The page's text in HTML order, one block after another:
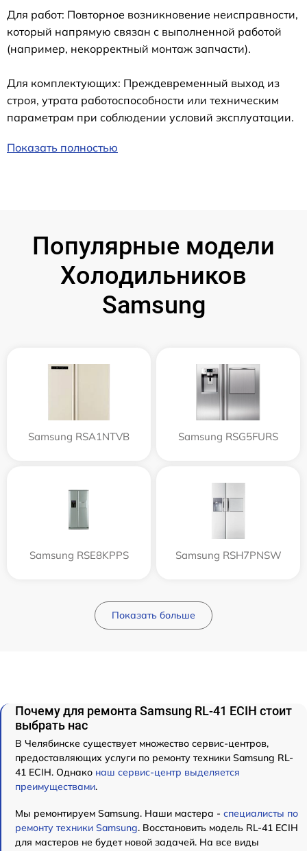
Для работ: Повторное возникновение неисправности,
который напрямую связан с выполненной работой
(например, некорректный монтаж запчасти).
Для комплектующих: Преждевременный выход из
строя, утрата работоспособности или техническим
параметрам при соблюдении условий эксплуатации.
Показать полностью
Популярные модели
Холодильников
Samsung
Samsung RSA1NTVB Samsung RSG5FURS
Samsung RSE8KPPS Samsung RSH7PNSW
Показать больше
Почему для ремонта Samsung RL-41 ECIH стоит
выбрать нас
В Челябинске существует множество сервис-центров,
предоставляющих услуги по ремонту техники Samsung RL-
41 ECIH. Однако наш сервис-центр выделяется
преимуществами.
Мы ремонтируем Samsung. Наши мастера - специалисты по
ремонту техники Samsung. Восстановить модель RL-41 ECIH
для мастеров не будет новой задачей. На все виды